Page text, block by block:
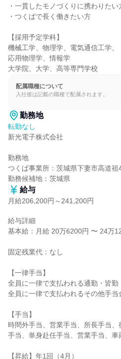
・一貫したモノづくりに携わりたい
・つくばで長く働きたい方
【採用予定学科】
機械工学、物理学、電気通信工学、
応用物理学、情報学
大学院、大学、高等専門学校
配属職種について
入社後は記載の職種で配属されます。
勤務地
転勤なし
新光電子株式会社
勤務地
つくば事業所：茨城県下妻市高道祖
勤務候補地：茨城県
給与
月給206,200円～241,200円
給与詳細
基本給：月給 20万6200円 〜 24万
固定残業代：なし
【一律手当】
全員に一律で支払われる通勤・皆勤
全員に一律で支払われるその他手当
【手当】
時間外手当、営業手当、所長手当
手当、単身赴任手当、営業手当、車
【昇給】年1回（4月）